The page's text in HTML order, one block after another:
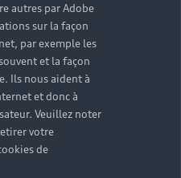
autres par Adobe
sur la façon
par exemple les
et la façon
Ils nous aident à
et donc à
Veuillez noter
votre
de